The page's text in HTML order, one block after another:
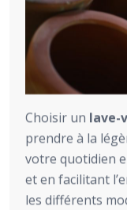
Choisir un lave-
prendre à la
votre quotidien
et en facilitant
les différents